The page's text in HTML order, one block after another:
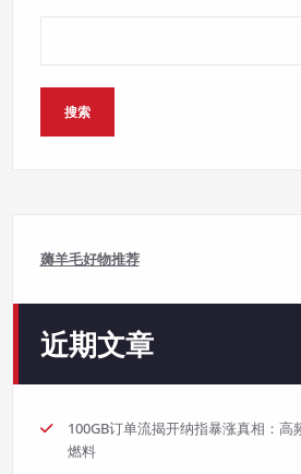
搜索
薅羊毛好物推荐
近期文章
100GB订单流揭开纳指暴涨真相：高
燃料